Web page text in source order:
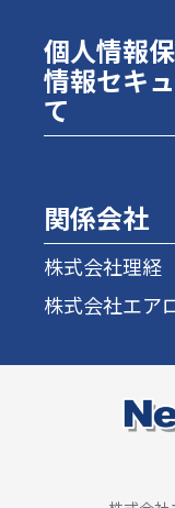
個人情報
情報セキ
て
関係会社
株式会社理経
株式会社エア